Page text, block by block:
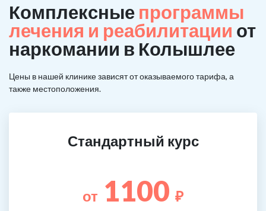
Комплексные программы
лечения и реабилитации от
наркомании в Колышлее
Цены в нашей клинике зависят от оказываемого тарифа, а
также местоположения.
Стандартный курс
от 1100 ₽